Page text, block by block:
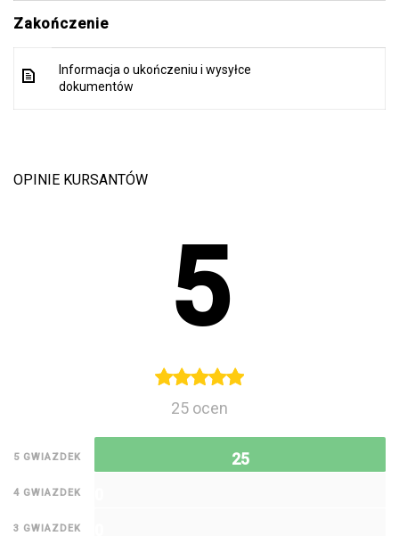
Zakończenie
Informacja o ukończeniu i wysyłce
dokumentów
OPINIE KURSANTÓW
5
25 ocen
5 GWIAZDEK 25
4 GWIAZDEK
3 GWIAZDEK